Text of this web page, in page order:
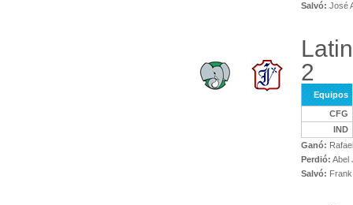
Salvó: José
2
Equipos
CFG
IND
Ganó:
Perdió: Abel
Salvó: